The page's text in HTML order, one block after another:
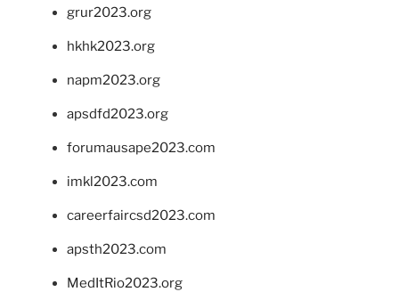
grur2023.org
hkhk2023.org
napm2023.org
apsdfd2023.org
forumausape2023.com
imkl2023.com
careerfaircsd2023.com
apsth2023.com
MedItRio2023.org